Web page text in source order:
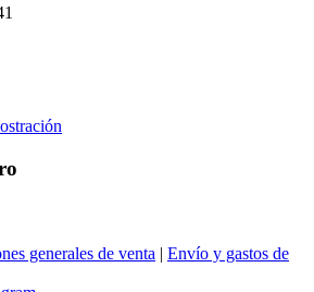
generales de venta | Envío y gastos de